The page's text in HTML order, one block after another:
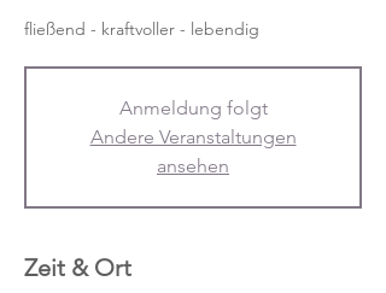
fließend - kraftvoller - lebendig
Anmeldung folgt
Andere Veranstaltungen
ansehen
Zeit & Ort